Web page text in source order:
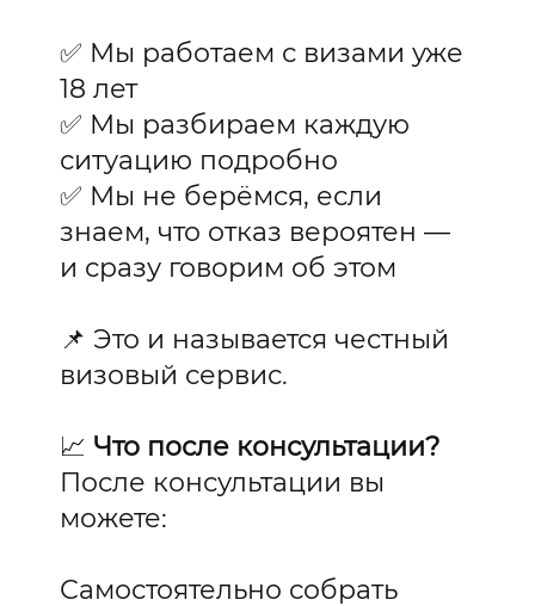
✅ Мы работаем с визами уже
18 лет
✅ Мы разбираем каждую
ситуацию подробно
✅ Мы не берёмся, если
знаем, что отказ вероятен —
и сразу говорим об этом
📌 Это и называется честный
визовый сервис.
📈 Что после консультации?
После консультации вы
можете:
Самостоятельно собрать